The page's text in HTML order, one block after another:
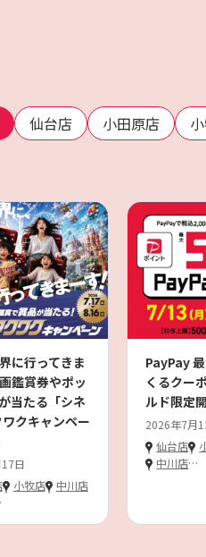
仙台店 小田原店
に行ってきま
鑑賞券やポッ
当たる「シネ
クキャンペー
日
小牧店
中川店
PayPay
くるクー
ルド限定
2026年7月
仙台店
中川店…